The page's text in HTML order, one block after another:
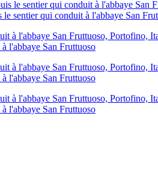
sentier qui conduit à l'abbaye San
l'abbaye San Fruttuoso
l'abbaye San Fruttuoso
l'abbaye San Fruttuoso